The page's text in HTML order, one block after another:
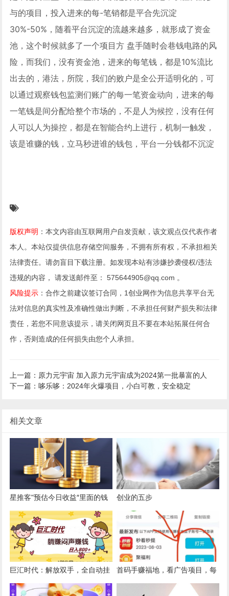
与的项目，投入进来的每-笔销都是平合先沉淀
30%-50%，随着平台沉淀的流越来越多，就形成了资金
池，这个时候就多了一个项目方 盘手随时会巷钱电路的风
险，而我们，没有资金池，进来的每笔钱，都是10%流比
出去的，港法，所院，我们的败户是全公开适明化的，可
以通过观察钱包监测们账广的每一笔资金动向，进来的每
一笔钱是间分配给整个市场的，不是人为候控，没有任何
人可以人为操控，都是在智能合约上进行，机制一触发，
该是谁赚的钱，立马秒进谁的钱包，平台一分钱都不沉淀
版权声明 ：本文内容由互联网用户自发贡献，该文观点仅代表作者
本人。本站仅提供信息存储空间服务，不拥有所有权，不承担相关
法律责任。请勿盲目下载注册。如发现本站有涉嫌抄袭侵权/违法
违规的内容， 请发送邮件至： 575644905@qq.com 。
风险提示 ：合作之前建议签订合同，1创业网作为信息共享平台无
法对信息的真实性及准确性做出判断，不承担任何财产损失和法律
责任，若您不同意该提示，请关闭网页且不要在本站拓展任何合
作，否则造成的任何损失由您个人承担。
上一篇：原力元宇宙 加入原力元宇宙成为2024第一批暴富的人
下一篇：哆乐哆：2024年火爆项目，小白可教，安全稳定
相关文章
星推客"预估今日收益″里面的钱
为什么没到当前余额？请看第三
条注意事项
创业的五步
巨汇时代：解放双手，全自动挂
G，躺赚米。
首码手赚福地，看广告项目，每